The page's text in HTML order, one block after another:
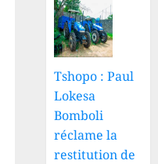
Tshopo : Paul
Lokesa
Bomboli
réclame la
restitution de